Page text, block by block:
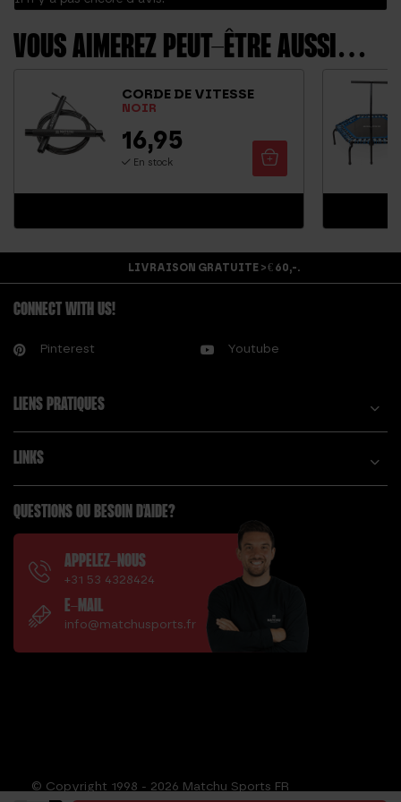
VOUS AIMEREZ PEUT-ÊTRE AUSSI…
CORDE DE VITESSE
NOIR
16,95
En stock
LIVRAISON GRATUITE > € 60,-.
CONNECT WITH US!
Pinterest Youtube
LIENS PRATIQUES
LINKS
QUESTIONS OU BESOIN D'AIDE?
APPELEZ-NOUS
+31 53 4328424
E-MAIL
info@matchusports.fr
© Copyright 1998 - 2026 Matchu Sports FR